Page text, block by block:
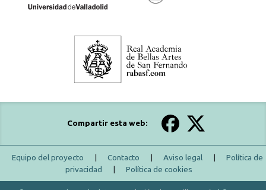
Compartir esta web:
Equipo del proyecto | Contacto | Aviso legal |
Política de
privacidad
| Política de cookies